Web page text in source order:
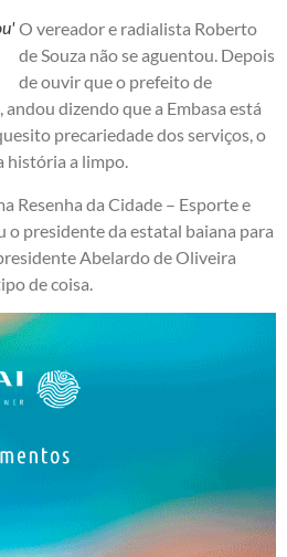
O vereador e radialista Roberto
de Souza não se aguentou. Depois
de ouvir que o prefeito de
dizendo que a Embasa está
precariedade dos serviços, o
história a limpo.
Resenha da Cidade – Esporte e
presidente da estatal baiana para
Abelardo de Oliveira
de coisa.